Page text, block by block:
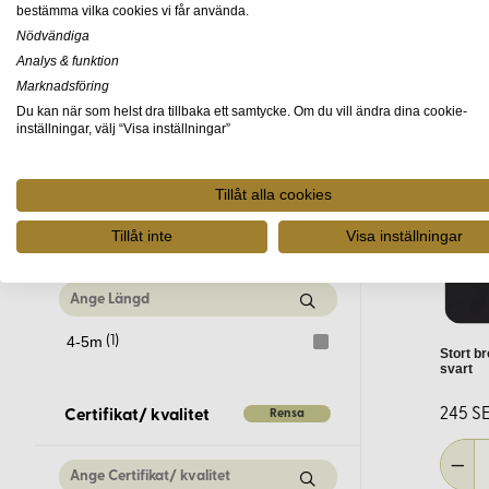
Expertråd från Korps
Med över 30 års erfarenhet av tyger i naturmaterial och
sammansatta för att inspirera och möjliggöra kreativt
Om du saknar ett specifikt kit eller har idéer för nya
Blandade färger
Grå (11)
Natur (11)
4-5m (1)
Certifikat/ kvalitet Rensa
Stort
svart
245
bestämma vilka cookies vi får använda.
Nödvändiga
Analys & funktion
Marknadsföring
Du kan när som helst dra tillbaka ett samtycke. Om du vill ändra dina cookie-
inställningar, välj “Visa inställningar”
Tillåt alla cookies
Tillåt inte Visa inställningar